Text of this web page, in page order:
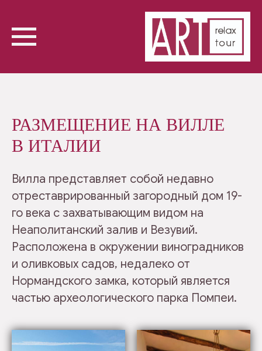
РАЗМЕЩЕНИЕ НА ВИЛЛЕ
В ИТАЛИИ
Вилла представляет собой недавно
отреставрированный загородный дом 19-
го века с захватывающим видом на
Неаполитанский залив и Везувий.
Расположена в окружении виноградников
и оливковых садов, недалеко от
Нормандского замка, который является
частью археологического парка Помпеи.